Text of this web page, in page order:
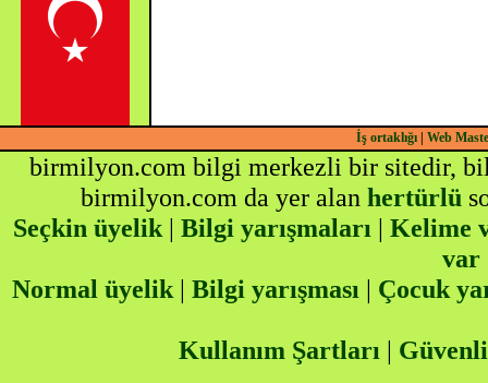
İş ortaklığı| Web
birmilyon.com bilgi merkezli bir sitedir,
birmilyon.com da yer alan hertürlü
Seçkin üyelik| Bilgi yarışmaları | Kelime
var
Normal üyelik | Bilgi yarışması | Çocuk
Kullanım Şartları |